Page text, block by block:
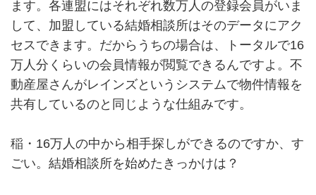
ます。各連盟にはそれぞれ数万人の登録会員がいま
して、加盟している結婚相談所はそのデータにアク
セスできます。だからうちの場合は、トータルで16
万人分くらいの会員情報が閲覧できるんですよ。不
動産屋さんがレインズというシステムで物件情報を
共有しているのと同じような仕組みです。
稲・16万人の中から相手探しができるのですか、す
ごい。結婚相談所を始めたきっかけは？